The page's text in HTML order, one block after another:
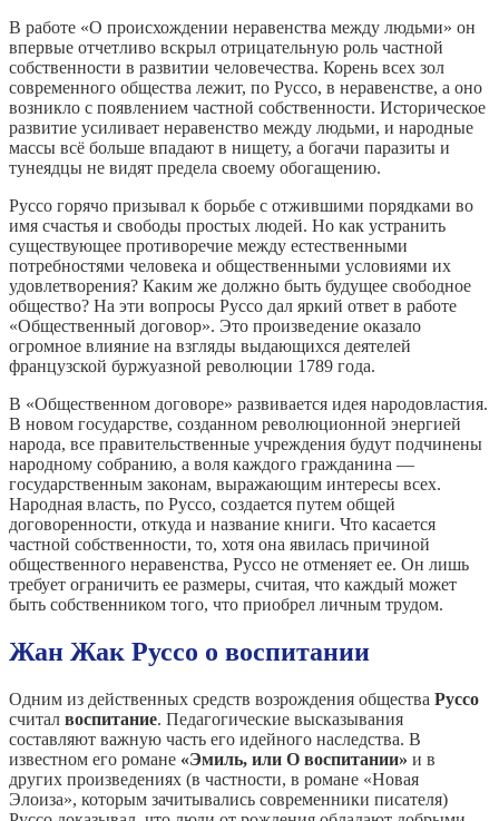
В работе «О происхождении неравенства между людьми» он
впервые отчетливо вскрыл отрицательную роль частной
собственности в развитии человечества. Корень всех зол
современного общества лежит, по Руссо, в неравенстве, а оно
возникло с появлением частной собственности. Историческое
развитие усиливает неравенство между людьми, и народные
массы всё больше впадают в нищету, а богачи паразиты и
тунеядцы не видят предела своему обогащению.
Руссо горячо призывал к борьбе с отжившими порядками во
имя счастья и свободы простых людей. Но как устранить
существующее противоречие между естественными
потребностями человека и общественными условиями их
удовлетворения? Каким же должно быть будущее свободное
общество? На эти вопросы Руссо дал яркий ответ в работе
«Общественный договор». Это произведение оказало
огромное влияние на взгляды выдающихся деятелей
французской буржуазной революции 1789 года.
В «Общественном договоре» развивается идея народовластия.
В новом государстве, созданном революционной энергией
народа, все правительственные учреждения будут подчинены
народному собранию, а воля каждого гражданина —
государственным законам, выражающим интересы всех.
Народная власть, по Руссо, создается путем общей
договоренности, откуда и название книги. Что касается
частной собственности, то, хотя она явилась причиной
общественного неравенства, Руссо не отменяет ее. Он лишь
требует ограничить ее размеры, считая, что каждый может
быть собственником того, что приобрел личным трудом.
Жан Жак Руссо о воспитании
Одним из действенных средств возрождения общества Руссо
считал воспитание. Педагогические высказывания
составляют важную часть его идейного наследства. В
известном его романе «Эмиль, или О воспитании» и в
других произведениях (в частности, в романе «Новая
Элоиза», которым зачитывались современники писателя)